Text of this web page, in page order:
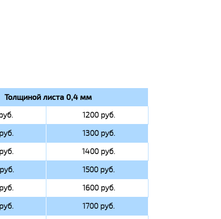
Толщиной листа 0,4 мм
1200 руб.
1300 руб.
1400 руб.
1500 руб.
1600 руб.
1700 руб.